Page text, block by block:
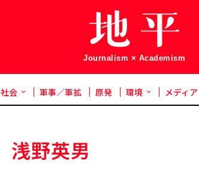
Journalism × Academism
社会 軍事／軍拡 原発 環境 メディア
浅野英男